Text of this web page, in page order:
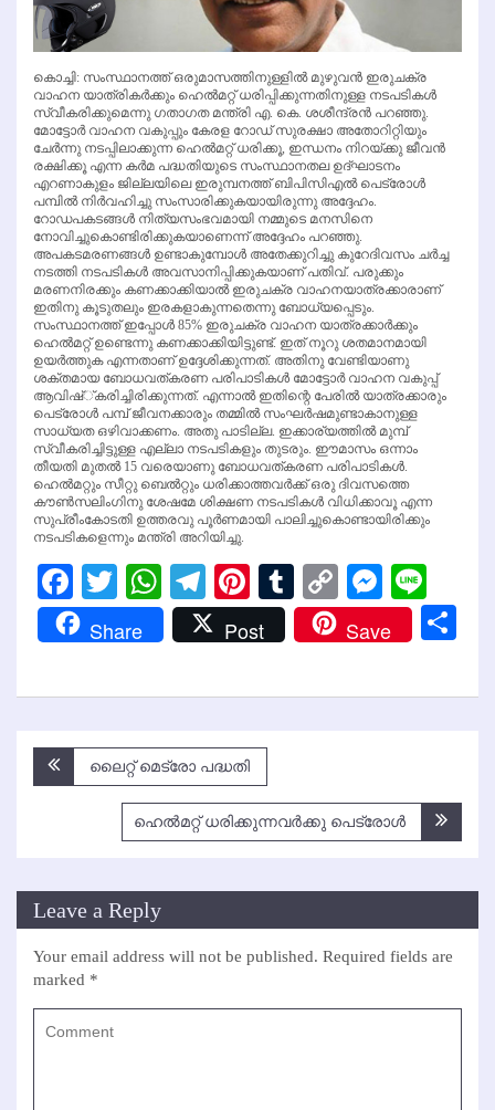
കൊച്ചി: സംസ്ഥാനത്ത് ഒരുമാസത്തിനുള്ളില്‍ മുഴുവന്‍ ഇരുചക്ര
വാഹന യാത്രികര്‍ക്കും ഹെല്‍മറ്റ് ധരിപ്പിക്കുന്നതിനുള്ള നടപടികള്‍
സ്വീകരിക്കുമെന്നു ഗതാഗത മന്ത്രി എ. കെ. ശശീന്ദ്രന്‍ പറഞ്ഞു.
മോട്ടോര്‍ വാഹന വകുപ്പും കേരള റോഡ് സുരക്ഷാ അതോറിറ്റിയും
ചേര്‍ന്നു നടപ്പിലാക്കുന്ന ഹെല്‍മറ്റ് ധരിക്കൂ, ഇന്ധനം നിറയ്ക്കു ജീവന്‍
രക്ഷിക്കൂ എന്ന കര്‍മ പദ്ധതിയുടെ സംസ്ഥാനതല ഉദ്ഘാടനം
എറണാകുളം ജില്ലയിലെ ഇരുമ്പനത്ത് ബിപിസിഎല്‍ പെട്രോള്‍
പമ്പില്‍ നിര്‍വഹിച്ചു സംസാരിക്കുകയായിരുന്നു അദ്ദേഹം.
റോഡപകടങ്ങള്‍ നിത്യസംഭവമായി നമ്മുടെ മനസിനെ
നോവിച്ചുകൊണ്ടിരിക്കുകയാണെന്ന് അദ്ദേഹം പറഞ്ഞു.
അപകടമരണങ്ങള്‍ ഉണ്ടാകുമ്പോള്‍ അതേക്കുറിച്ചു കുറേദിവസം ചര്‍ച്ച
നടത്തി നടപടികള്‍ അവസാനിപ്പിക്കുകയാണ് പതിവ്. പരുക്കും
മരണനിരക്കും കണക്കാക്കിയാല്‍ ഇരുചക്ര വാഹനയാത്രക്കാരാണ്
ഇതിനു കൂടുതലും ഇരകളാകുന്നതെന്നു ബോധ്യപ്പെടും.
സംസ്ഥാനത്ത് ഇപ്പോള്‍ 85% ഇരുചക്ര വാഹന യാത്രക്കാര്‍ക്കും
ഹെല്‍മറ്റ് ഉണ്ടെന്നു കണക്കാക്കിയിട്ടുണ്ട്. ഇത് നൂറു ശതമാനമായി
ഉയര്‍ത്തുക എന്നതാണ് ഉദ്ദേശിക്കുന്നത്. അതിനു വേണ്ടിയാണു
ശക്തമായ ബോധവത്കരണ പരിപാടികള്‍ മോട്ടോര്‍ വാഹന വകുപ്പ്
ആവിഷ്്കരിച്ചിരിക്കുന്നത്. എന്നാല്‍ ഇതിന്റെ പേരില്‍ യാത്രക്കാരും
പെട്രോള്‍ പമ്പ് ജീവനക്കാരും തമ്മില്‍ സംഘര്‍ഷമുണ്ടാകാനുള്ള
സാധ്യത ഒഴിവാക്കണം. അതു പാടില്ല. ഇക്കാര്യത്തില്‍ മുമ്പ്
സ്വീകരിച്ചിട്ടുള്ള എല്ലാ നടപടികളും തുടരും. ഈമാസം ഒന്നാം
തീയതി മുതല്‍ 15 വരെയാണു ബോധവത്കരണ പരിപാടികള്‍.
ഹെല്‍മറ്റും സീറ്റു ബെല്‍റ്റും ധരിക്കാത്തവര്‍ക്ക് ഒരു ദിവസത്തെ
കൗണ്‍സലിംഗിനു ശേഷമേ ശിക്ഷണ നടപടികള്‍ വിധിക്കാവൂ എന്ന
സുപ്രീംകോടതി ഉത്തരവു പൂര്‍ണമായി പാലിച്ചുകൊണ്ടായിരിക്കും
നടപടികളെന്നും മന്ത്രി അറിയിച്ചു.
Facebook
Twitter
WhatsApp
Telegram
Pinterest
Tumblr
Copy
Link
Share Post Save
Post
navigation
ലൈറ്റ് മെട്രോ പദ്ധതി
ഹെല്‍മറ്റ് ധരിക്കുന്നവര്‍ക്കു പെട്രോള്‍
Leave a Reply
Your email address will not be published. Required fields are
marked *